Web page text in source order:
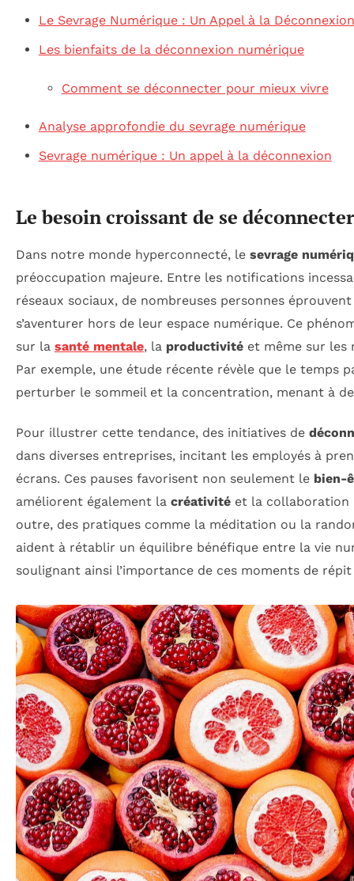
Le Sevrage Numérique : Un Appel à la Déconnexion
Les bienfaits de la déconnexion numérique
Comment se déconnecter pour mieux vivre
Analyse approfondie du sevrage numérique
Sevrage numérique : Un appel à la déconnexion
Le besoin croissant de se déconnecter
Dans notre monde hyperconnecté, le sevrage
préoccupation majeure. Entre les notifications
réseaux sociaux, de nombreuses personnes
s’aventurer hors de leur espace numérique. Ce
sur la santé mentale, la productivité et même sur les
Par exemple, une étude récente révèle que le temps
perturber le sommeil et la concentration, menant à
Pour illustrer cette tendance, des initiatives de
dans diverses entreprises, incitant les employés à
écrans. Ces pauses favorisent non seulement le bien-
améliorent également la créativité et la collaboration
outre, des pratiques comme la méditation ou la
aident à rétablir un équilibre bénéfique entre la vie
soulignant ainsi l’importance de ces moments de